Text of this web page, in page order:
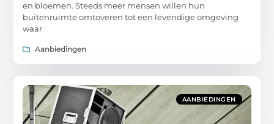
en bloemen. Steeds meer mensen willen hun
buitenruimte omtoveren tot een levendige omgeving
waar
Aanbiedingen
AANBIEDINGEN